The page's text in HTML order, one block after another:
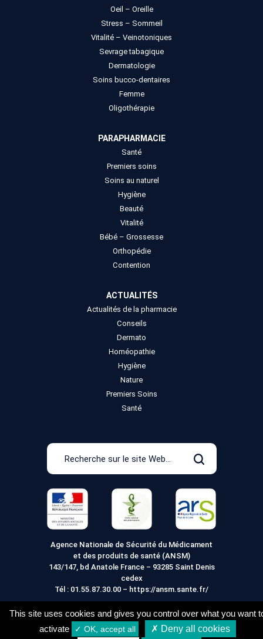
Acheter
Oeil – Oreille
Stress – Sommeil
Vitalité – Veinotoniques
Sevrage tabagique
Dermatologie
Soins bucco-dentaires
Femme
Oligothérapie
PARAPHARMACIE
Santé
Premiers soins
Soins au naturel
Hygiène
Beauté
Vitalité
Bébé – Grossesse
Orthopédie
Contention
ACTUALITÉS
Actualités de la pharmacie
Conseils
Dermato
Homéopathie
Hygiène
Nature
Premiers Soins
Santé
Recherche
le
site
Web
Rechercher
Agence Nationale de Sécurité du Médicament
et des produits de santé (ANSM)
143/147, bd Anatole France – 93285 Saint Denis
cedex
Tél : 01.55.87.30.00 – https://ansm.sante.fr/
Mentions légales Conditions générales de vente
This site uses cookies and gives you control over what you want
activate
✓ OK, accept all ✗ Deny all cookies